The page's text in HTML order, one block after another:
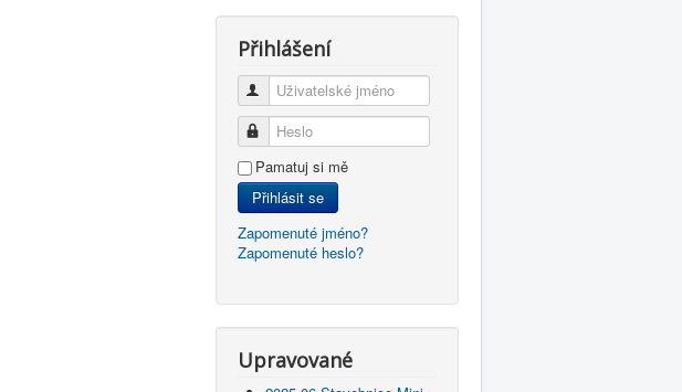
Přihlášení
Uživatelské jméno
Heslo
Pamatuj si mě
Přihlásit se
Zapomenuté jméno?
Zapomenuté heslo?
Upravované